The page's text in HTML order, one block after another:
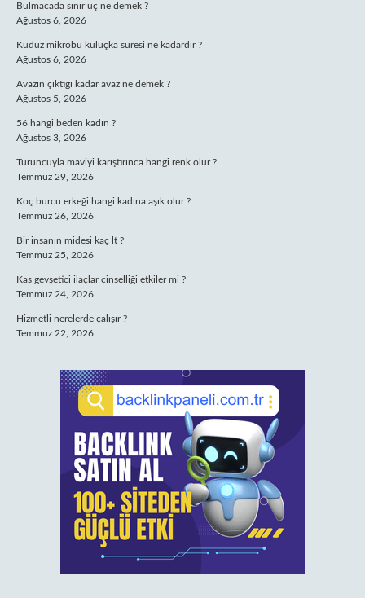
Bulmacada sınır uç ne demek ?
Ağustos 6, 2026
Kuduz mikrobu kuluçka süresi ne kadardır ?
Ağustos 6, 2026
Avazın çıktığı kadar avaz ne demek ?
Ağustos 5, 2026
56 hangi beden kadın ?
Ağustos 3, 2026
Turuncuyla maviyi karıştırınca hangi renk olur ?
Temmuz 29, 2026
Koç burcu erkeği hangi kadına aşık olur ?
Temmuz 26, 2026
Bir insanın midesi kaç lt ?
Temmuz 25, 2026
Kas gevşetici ilaçlar cinselliği etkiler mi ?
Temmuz 24, 2026
Hizmetli nerelerde çalışır ?
Temmuz 22, 2026